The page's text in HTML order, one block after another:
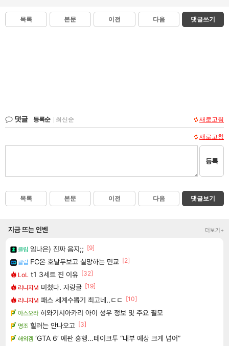
목록 본문 이전 다음 댓글쓰기
댓글 등록순 최신순 새로고침
새로고침
등록
목록 본문 이전 다음 댓글보기
지금 뜨는 인벤 더보기+
클립 임나은) 진짜 음지;; [9]
클립 FC온 호날두보고 실망하는 민교 [2]
LoL t1 3세트 진 이유 [32]
리니지M 미쳤다. 자랑글 [19]
리니지M 패스 세계수뽑기 최고네..ㄷㄷ
[10]
아스오라 히와기시아카리 아이 성우 정보 및 주요 필모
명조 힐러는 안나오고 [3]
해외겜 ‘GTA 6’ 예판 흥행…테이크투 “내부 예상 크게 넘어”